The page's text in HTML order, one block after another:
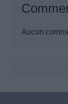
Aucun